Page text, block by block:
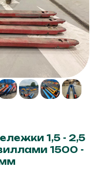
1,5 - 2,5
1500 -